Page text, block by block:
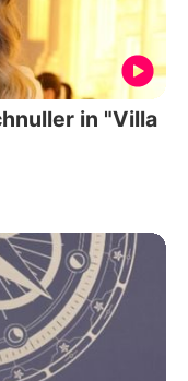
in "Villa